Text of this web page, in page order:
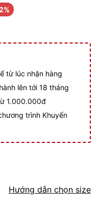
từ lúc nhận hàng
lên tới 18 tháng
1.000.000đ
trình Khuyến
Hướng dẫn chọn size